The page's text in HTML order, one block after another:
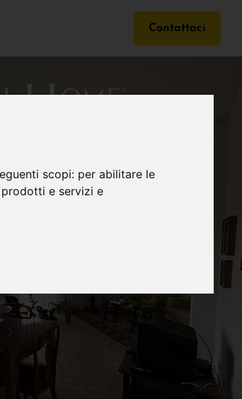
scopi: per abilitare le
e servizi e
Contattaci